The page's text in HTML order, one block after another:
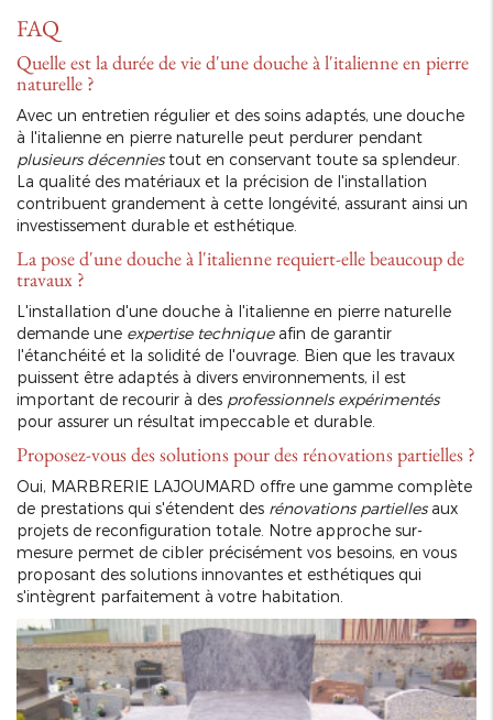
FAQ
Quelle est la durée de vie d'une douche à l'italienne en pierre
naturelle ?
Avec un entretien régulier et des soins adaptés, une douche
à l'italienne en pierre naturelle peut perdurer pendant
plusieurs décenniestout en conservant toute sa splendeur.
La qualité des matériaux et la précision de l'installation
contribuent grandement à cette longévité, assurant ainsi un
investissement durable et esthétique.
La pose d'une douche à l'italienne requiert-elle beaucoup de
travaux ?
L'installation d'une douche à l'italienne en pierre naturelle
demande une expertise techniqueafin de garantir
l'étanchéité et la solidité de l'ouvrage. Bien que les travaux
puissent être adaptés à divers environnements, il est
important de recourir à des professionnels expérimentés
pour assurer un résultat impeccable et durable.
Proposez-vous des solutions pour des rénovations partielles ?
Oui, MARBRERIE LAJOUMARD offre une gamme complète
de prestations qui s'étendent des rénovations partiellesaux
projets de reconfiguration totale. Notre approche sur-
mesure permet de cibler précisément vos besoins, en vous
proposant des solutions innovantes et esthétiques qui
s'intègrent parfaitement à votre habitation.